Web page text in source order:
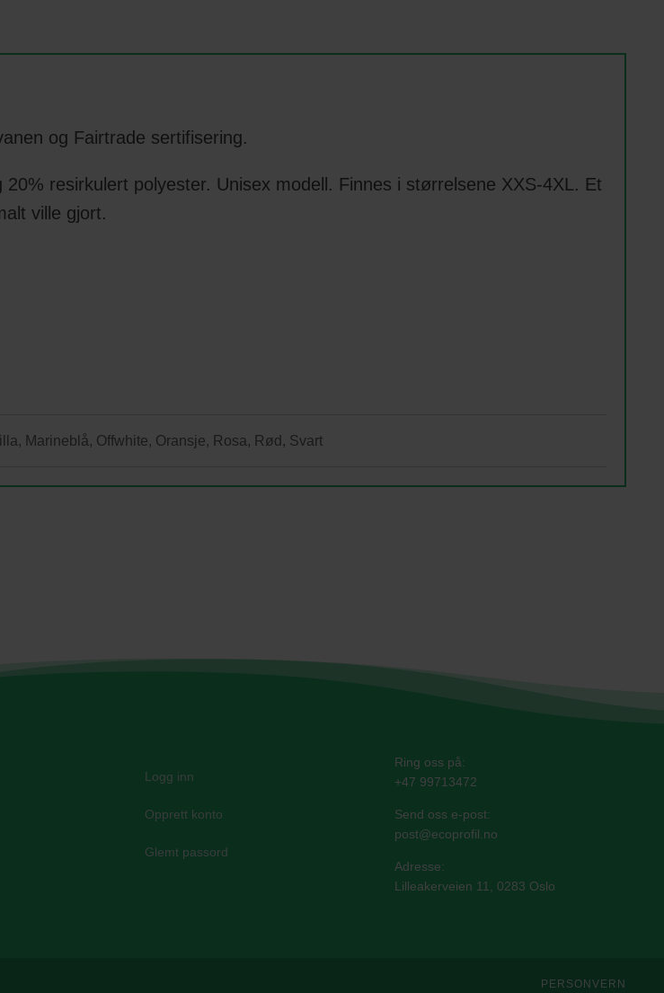
og Fairtrade sertifisering.
resirkulert polyester. Unisex modell. Finnes i størrelsene XXS-4XL. Et
ville gjort.
Marineblå, Offwhite, Oransje, Rosa, Rød, Svart
Logg inn
Opprett konto
Glemt passord
Ring oss på:
+47 99713472
Send oss e-post:
post@ecoprofil.no
Adresse:
Lilleakerveien 11, 0283 Oslo
PERSONVERN